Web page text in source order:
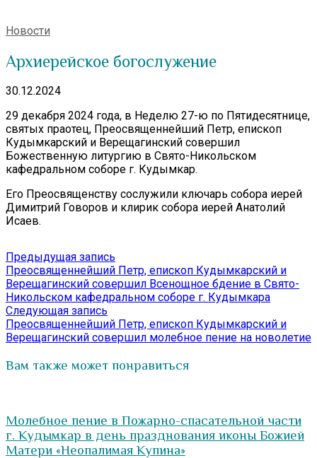
Новости
Архиерейское богослужение
30.12.2024
29 декабря 2024 года, в Неделю 27-ю по Пятидесятнице,
святых праотец, Преосвященнейший Петр, епископ
Кудымкарский и Верещагинский совершил
Божественную литургию в Свято-Никольском
кафедральном соборе г. Кудымкар.
Его Преосвященству сослужили ключарь собора иерей
Димитрий Говоров и клирик собора иерей Анатолий
Исаев.
Навигация
по
записям
Предыдущая запись
запись:
Преосвященнейший Петр, епископ Кудымкарский и
Верещагинский совершил Всенощное бдение в Свято-
Никольском кафедральном соборе г. Кудымкара
Следующая запись
запись:
Преосвященнейший Петр, епископ Кудымкарский и
Верещагинский совершил молебное пение на новолетие
Вам также может понравиться
Молебное пение в Пожарно-спасательной части
г. Кудымкар в день празднования иконы Божией
Матери «Неопалимая Купина»